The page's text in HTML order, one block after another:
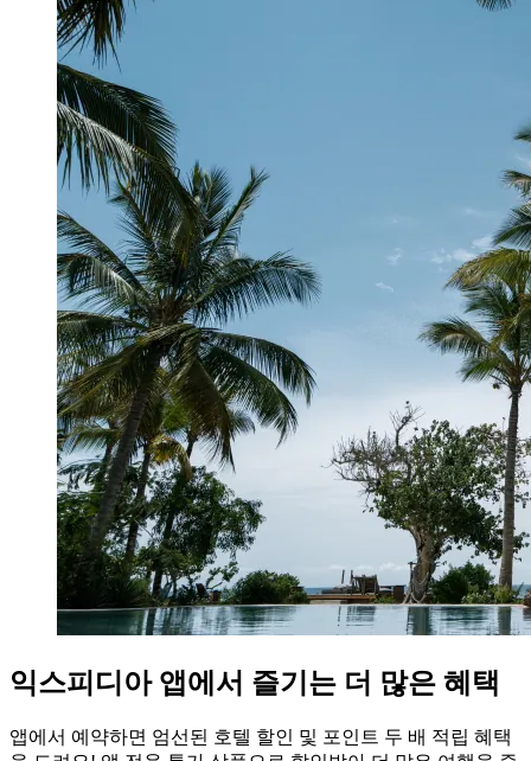
익스피디아 앱에서 즐기는 더 많은 혜택
앱에서 예약하면 엄선된 호텔 할인 및 포인트 두 배 적립 혜택